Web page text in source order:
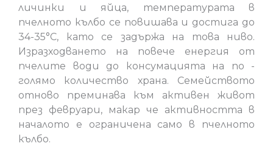
личинки и яйца, температурата в
пчелното кълбо се повишава и достига до
34-35°C, като се задържа на това ниво.
Изразходването на повече енергия от
пчелите води до консумацията на по -
голямо количество храна. Семейството
отново преминава към активен живот
през февруари, макар че активността в
началото е ограничена само в пчелното
кълбо.